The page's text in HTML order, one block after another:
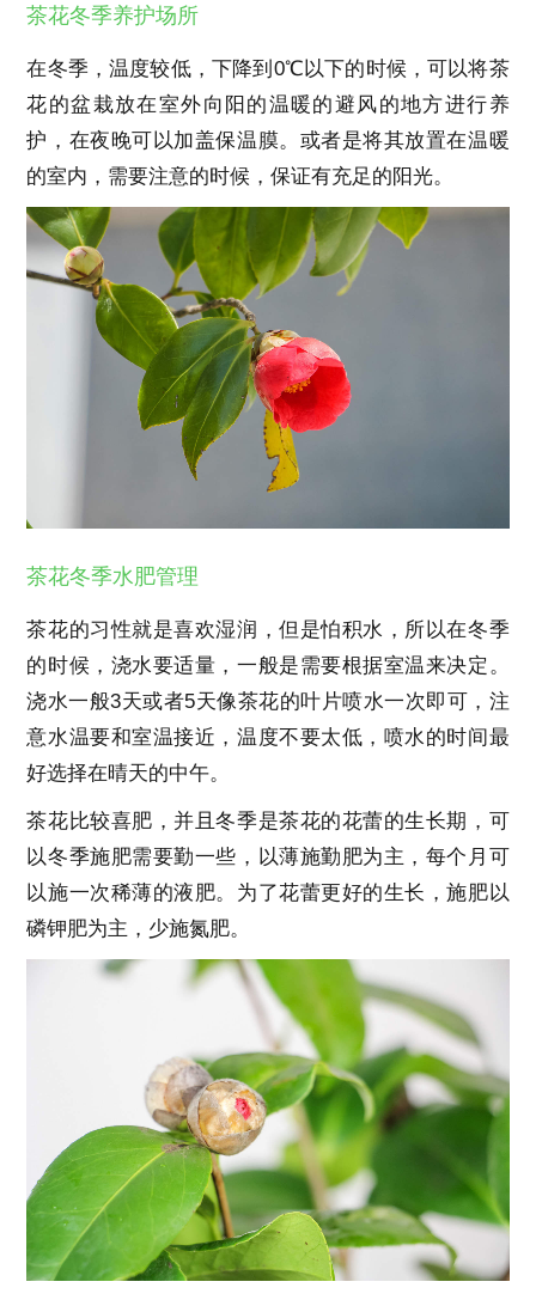
茶花冬季养护场所
在冬季，温度较低，下降到0℃以下的时候，可以将茶
花的盆栽放在室外向阳的温暖的避风的地方进行养
护，在夜晚可以加盖保温膜。或者是将其放置在温暖
的室内，需要注意的时候，保证有充足的阳光。
茶花冬季水肥管理
茶花的习性就是喜欢湿润，但是怕积水，所以在冬季
的时候，浇水要适量，一般是需要根据室温来决定。
浇水一般3天或者5天像茶花的叶片喷水一次即可，注
意水温要和室温接近，温度不要太低，喷水的时间最
好选择在晴天的中午。
茶花比较喜肥，并且冬季是茶花的花蕾的生长期，可
以冬季施肥需要勤一些，以薄施勤肥为主，每个月可
以施一次稀薄的液肥。为了花蕾更好的生长，施肥以
磷钾肥为主，少施氮肥。